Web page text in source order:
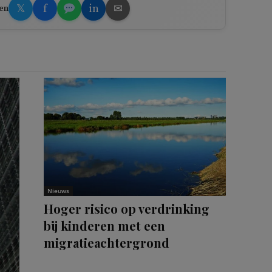
𝕏 f in ✉
Nieuws
Hoger risico op verdrinking
bij kinderen met een
migratieachtergrond